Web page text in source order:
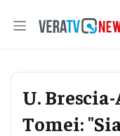
U.
Tomei: